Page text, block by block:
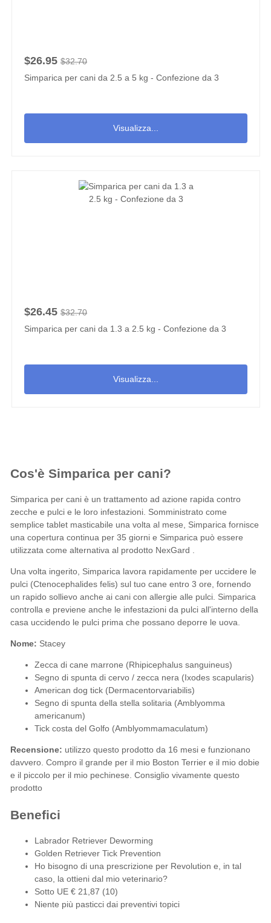
Cos'è Simparica per cani?
Simparica per cani è un trattamento ad azione rapida contro
zecche e pulci e le loro infestazioni. Somministrato come
semplice tablet masticabile una volta al mese, Simparica fornisce
una copertura continua per 35 giorni e Simparica può essere
utilizzata come alternativa al prodotto NexGard .
Una volta ingerito, Simparica lavora rapidamente per uccidere le
pulci (Ctenocephalides felis) sul tuo cane entro 3 ore, fornendo
un rapido sollievo anche ai cani con allergie alle pulci. Simparica
controlla e previene anche le infestazioni da pulci all'interno della
casa uccidendo le pulci prima che possano deporre le uova.
Nome: Stacey
Zecca di cane marrone (Rhipicephalus sanguineus)
Segno di spunta di cervo / zecca nera (Ixodes scapularis)
American dog tick (Dermacentorvariabilis)
Segno di spunta della stella solitaria (Amblyomma
americanum)
Tick costa del Golfo (Amblyommamaculatum)
Recensione: utilizzo questo prodotto da 16 mesi e funzionano
davvero. Compro il grande per il mio Boston Terrier e il mio dobie
e il piccolo per il mio pechinese. Consiglio vivamente questo
prodotto
Benefici
Labrador Retriever Deworming
Golden Retriever Tick Prevention
Ho bisogno di una prescrizione per Revolution e, in tal
caso, la ottieni dal mio veterinario?
Sotto UE € 21,87 (10)
Niente più pasticci dai preventivi topici
$26.95 $32.70
Simparica per cani da 2.5 a 5 kg - Confezione da 3
Visualizza...
$26.45 $32.70
Simparica per cani da 1.3 a 2.5 kg - Confezione da 3
Visualizza...